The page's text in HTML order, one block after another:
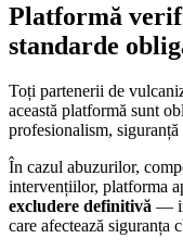
Platformă
standarde
Toți partenerii de
această platformă sunt
profesionalism,
În cazul abuzurilor,
intervențiilor, platforma
excludere definitivă —
care afectează siguranța